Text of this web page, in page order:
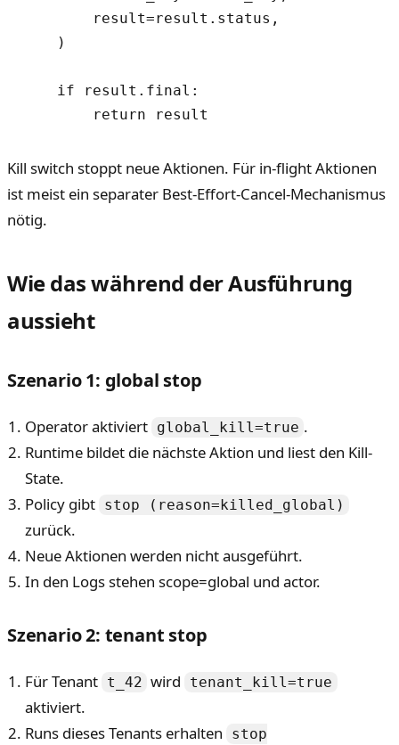
        result=result.status,
    )
    if result.final:
Kill switch stoppt neue Aktionen. Für in-flight Aktionen
ist meist ein separater Best-Effort-Cancel-Mechanismus
nötig.
Wie das während der Ausführung
aussieht
Szenario 1: global stop
Operator aktiviert global_kill=true .
Runtime bildet die nächste Aktion und liest den Kill-
State.
Policy gibt stop (reason=killed_global)
zurück.
Neue Aktionen werden nicht ausgeführt.
In den Logs stehen scope=global und actor.
Szenario 2: tenant stop
Für Tenant t_42 wird tenant_kill=true
aktiviert.
Runs dieses Tenants erhalten
stop